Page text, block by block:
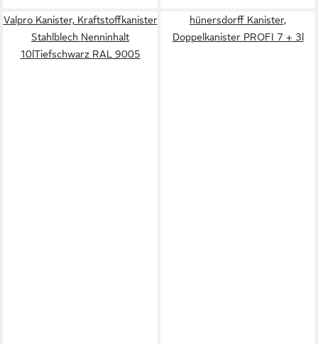
Valpro Kanister, Kraftstoffkanister
Stahlblech Nenninhalt
10lTiefschwarz RAL 9005
hünersdorff Kanister,
Doppelkanister PROFI 7 + 3l